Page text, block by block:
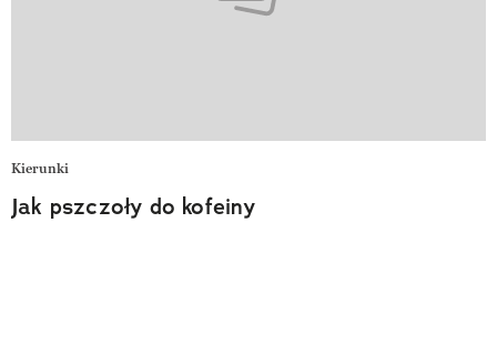
Kierunki
Jak pszczoły do kofeiny